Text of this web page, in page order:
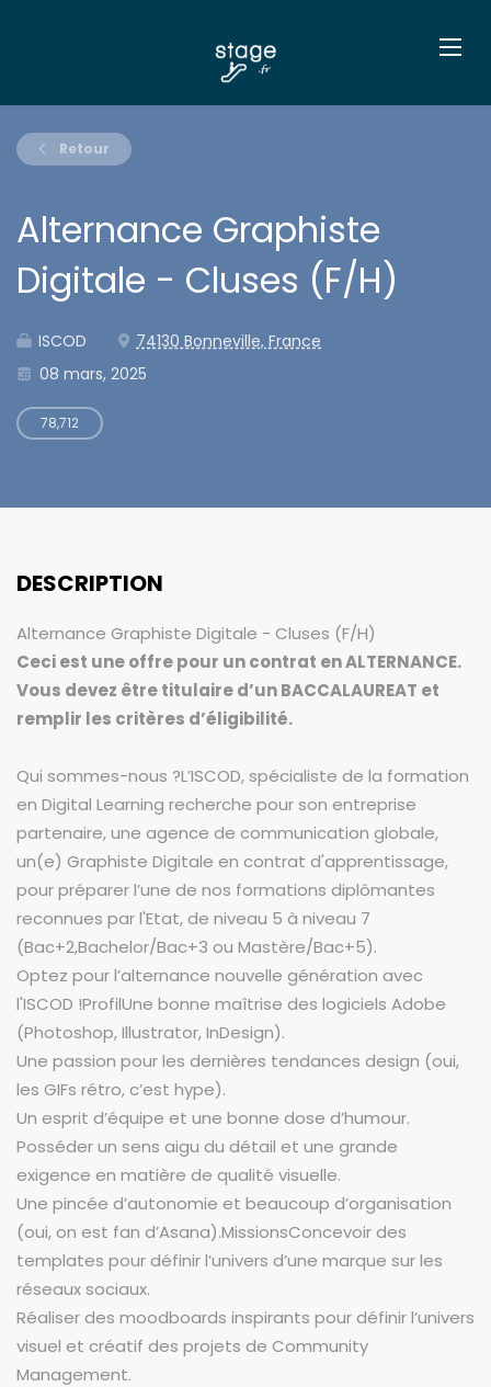
Retour
Alternance Graphiste
Digitale - Cluses (F/H)
ISCOD
74130 Bonneville, France
08 mars, 2025
78,712
DESCRIPTION
Alternance Graphiste Digitale - Cluses (F/H)
Ceci est une offre pour un contrat en ALTERNANCE.
Vous devez être titulaire d’un BACCALAUREAT et
remplir les critères d’éligibilité.
Qui sommes-nous ?L’ISCOD, spécialiste de la formation
en Digital Learning recherche pour son entreprise
partenaire, une agence de communication globale,
un(e) Graphiste Digitale en contrat d'apprentissage,
pour préparer l’une de nos formations diplômantes
reconnues par l'Etat, de niveau 5 à niveau 7
(Bac+2,Bachelor/Bac+3 ou Mastère/Bac+5).
Optez pour l’alternance nouvelle génération avec
l'ISCOD !ProfilUne bonne maîtrise des logiciels Adobe
(Photoshop, Illustrator, InDesign).
Une passion pour les dernières tendances design (oui,
les GIFs rétro, c’est hype).
Un esprit d’équipe et une bonne dose d’humour.
Posséder un sens aigu du détail et une grande
exigence en matière de qualité visuelle.
Une pincée d’autonomie et beaucoup d’organisation
(oui, on est fan d’Asana).MissionsConcevoir des
templates pour définir l’univers d’une marque sur les
réseaux sociaux.
Réaliser des moodboards inspirants pour définir l’univers
visuel et créatif des projets de Community
Management.